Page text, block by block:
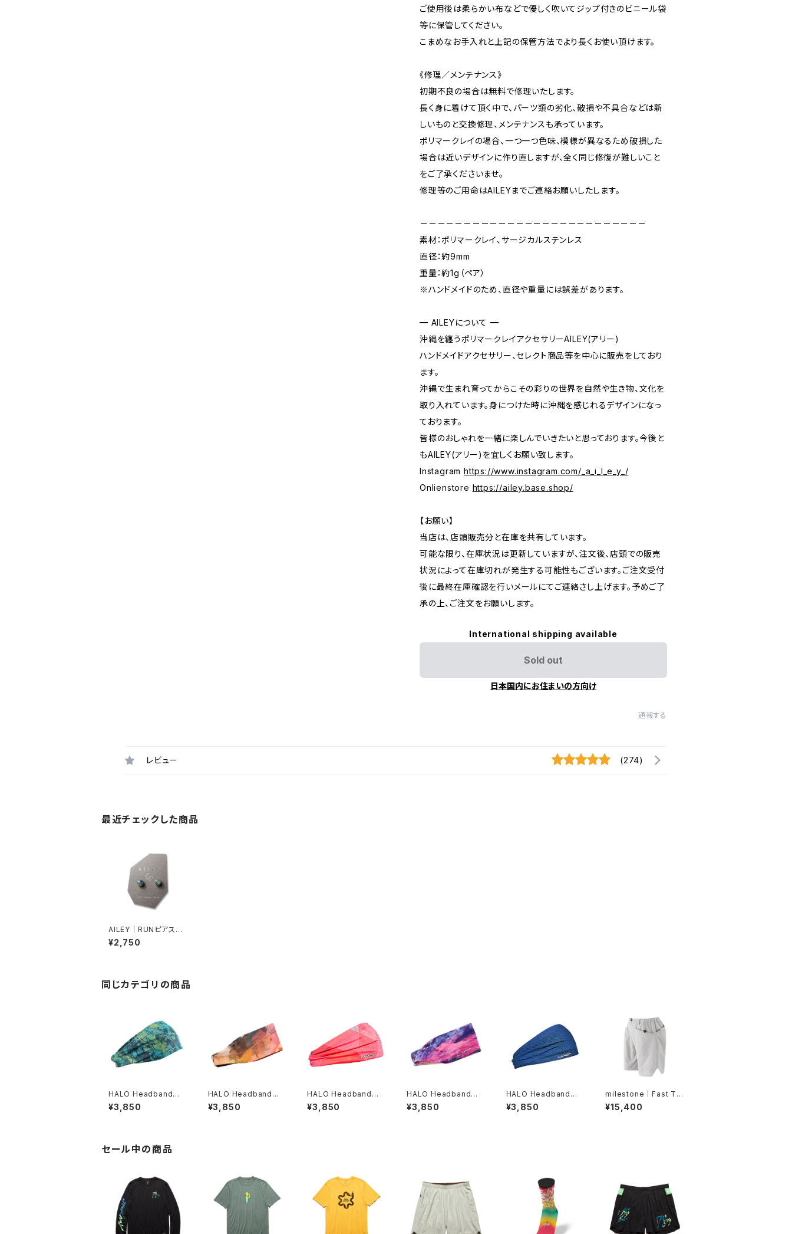
ご使用後は柔らかい布などで優しく吹いてジップ付きのビニール袋
等に保管してください。
こまめなお手入れと上記の保管方法でより長くお使い頂けます。
《修理／メンテナンス》
初期不良の場合は無料で修理いたします。
長く身に着けて頂く中で、パーツ類の劣化、破損や不具合などは新
しいものと交換修理、メンテナンスも承っています。
ポリマークレイの場合、一つ一つ色味、模様が異なるため破損した
場合は近いデザインに作り直しますが、全く同じ修復が難しいこと
をご了承くださいませ。
修理等のご用命はAILEYまでご連絡お願いしたします。
－－－－－－－－－－－－－－－－－－－－－－－－－－
素材：ポリマークレイ、サージカルステンレス
直径：約9mm
重量：約1g（ペア）
※ハンドメイドのため、直径や重量には誤差があります。
━ AILEYについて ━
沖縄を纏うポリマークレイアクセサリーAILEY(アリー)
ハンドメイドアクセサリー、セレクト商品等を中心に販売をしており
ます。
沖縄で生まれ育ってからこその彩りの世界を自然や生き物、文化を
取り入れています。身につけた時に沖縄を感じれるデザインになっ
ております。
皆様のおしゃれを一緒に楽しんでいきたいと思っております。今後と
もAILEY(アリー)を宜しくお願い致します。
Instagram https://www.instagram.com/_a_i_l_e_y_/
Onlienstore https://ailey.base.shop/
【お願い】
当店は、店頭販売分と在庫を共有しています。
可能な限り、在庫状況は更新していますが、注文後、店頭での販売
状況によって在庫切れが発生する可能性もございます。ご注文受付
後に最終在庫確認を行いメールにてご連絡さし上げます。予めご了
承の上、ご注文をお願いします。
International shipping available
Sold out
日本国内にお住まいの方向け
通報する
レビュー (274)
最近チェックした商品
AILEY｜RUNピアス
（沖縄ブルー）
¥2,750
同じカテゴリの商品
HALO Headband｜H
ALO バンディット JP
（Movas）
¥3,850
HALO Headband｜H
ALO バンディット JP（A
ir modern oil）
¥3,850
HALO Headband｜H
ALO バンディット JP（V
inst）
¥3,850
HALO Headband｜H
ALO バンディット JP（d
usk）
¥3,850
HALO Headband｜H
ALO バンディット JP（A
ir Abyss Blue）
¥3,850
milestone｜Fast Tra
il Shorts（グレーシャ
ーシルバー）
¥15,400
セール中の商品